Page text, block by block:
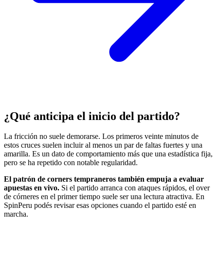
¿Qué anticipa el inicio del partido?
La fricción no suele demorarse. Los primeros veinte minutos de
estos cruces suelen incluir al menos un par de faltas fuertes y una
amarilla. Es un dato de comportamiento más que una estadística fija,
pero se ha repetido con notable regularidad.
El patrón de corners tempraneros también empuja a evaluar
apuestas en vivo. Si el partido arranca con ataques rápidos, el over
de córneres en el primer tiempo suele ser una lectura atractiva. En
SpinPeru podés revisar esas opciones cuando el partido esté en
marcha.